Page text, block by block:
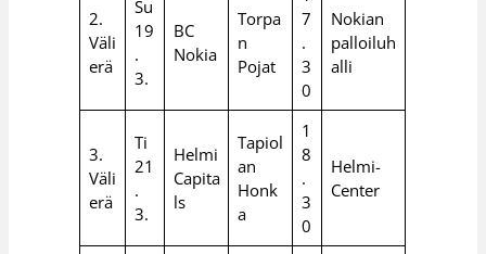
2.
Väli
erä
Su
19
.
3.
BC
Nokia
Torpa
n
Pojat
7
.
3
0
Nokian
palloiluh
alli
3.
Väli
erä
Ti
21
.
3.
Helmi
Capita
ls
Tapiol
an
Honk
a
1
8
.
3
0
Helmi-
Center